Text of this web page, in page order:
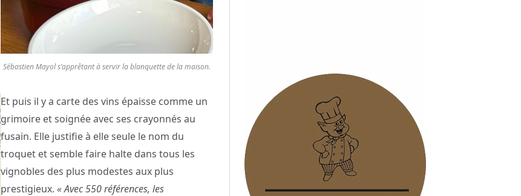
Sébastien Mayol s’apprêtant à servir la blanquette de la maison.
Et puis il y a carte des vins épaisse comme un
grimoire et soignée avec ses crayonnés au
fusain. Elle justifie à elle seule le nom du
troquet et semble faire halte dans tous les
vignobles des plus modestes aux plus
prestigieux. « Avec 550 références, les